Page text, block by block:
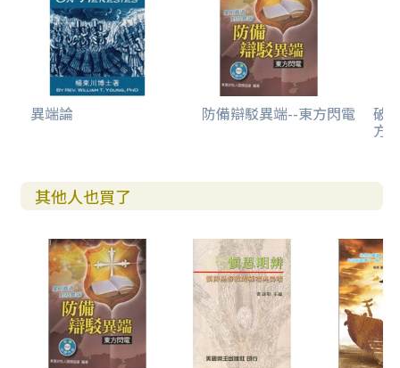
異端論 防備辯駁異端--東方閃電 破
方
其他人也買了